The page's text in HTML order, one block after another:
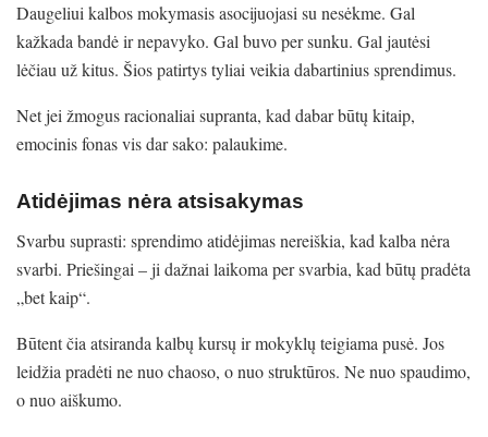
Daugeliui kalbos mokymasis asocijuojasi su nesėkme. Gal
kažkada bandė ir nepavyko. Gal buvo per sunku. Gal jautėsi
lėčiau už kitus. Šios patirtys tyliai veikia dabartinius sprendimus.
Net jei žmogus racionaliai supranta, kad dabar būtų kitaip,
emocinis fonas vis dar sako: palaukime.
Atidėjimas nėra atsisakymas
Svarbu suprasti: sprendimo atidėjimas nereiškia, kad kalba nėra
svarbi. Priešingai – ji dažnai laikoma per svarbia, kad būtų pradėta
„bet kaip“.
Būtent čia atsiranda kalbų kursų ir mokyklų teigiama pusė. Jos
leidžia pradėti ne nuo chaoso, o nuo struktūros. Ne nuo spaudimo,
o nuo aiškumo.